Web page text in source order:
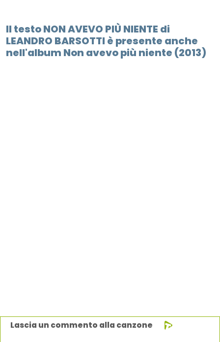
Il testo NON AVEVO PIÙ NIENTE di
LEANDRO BARSOTTI è presente anche
nell'album Non avevo più niente (2013)
Lascia un commento alla canzone